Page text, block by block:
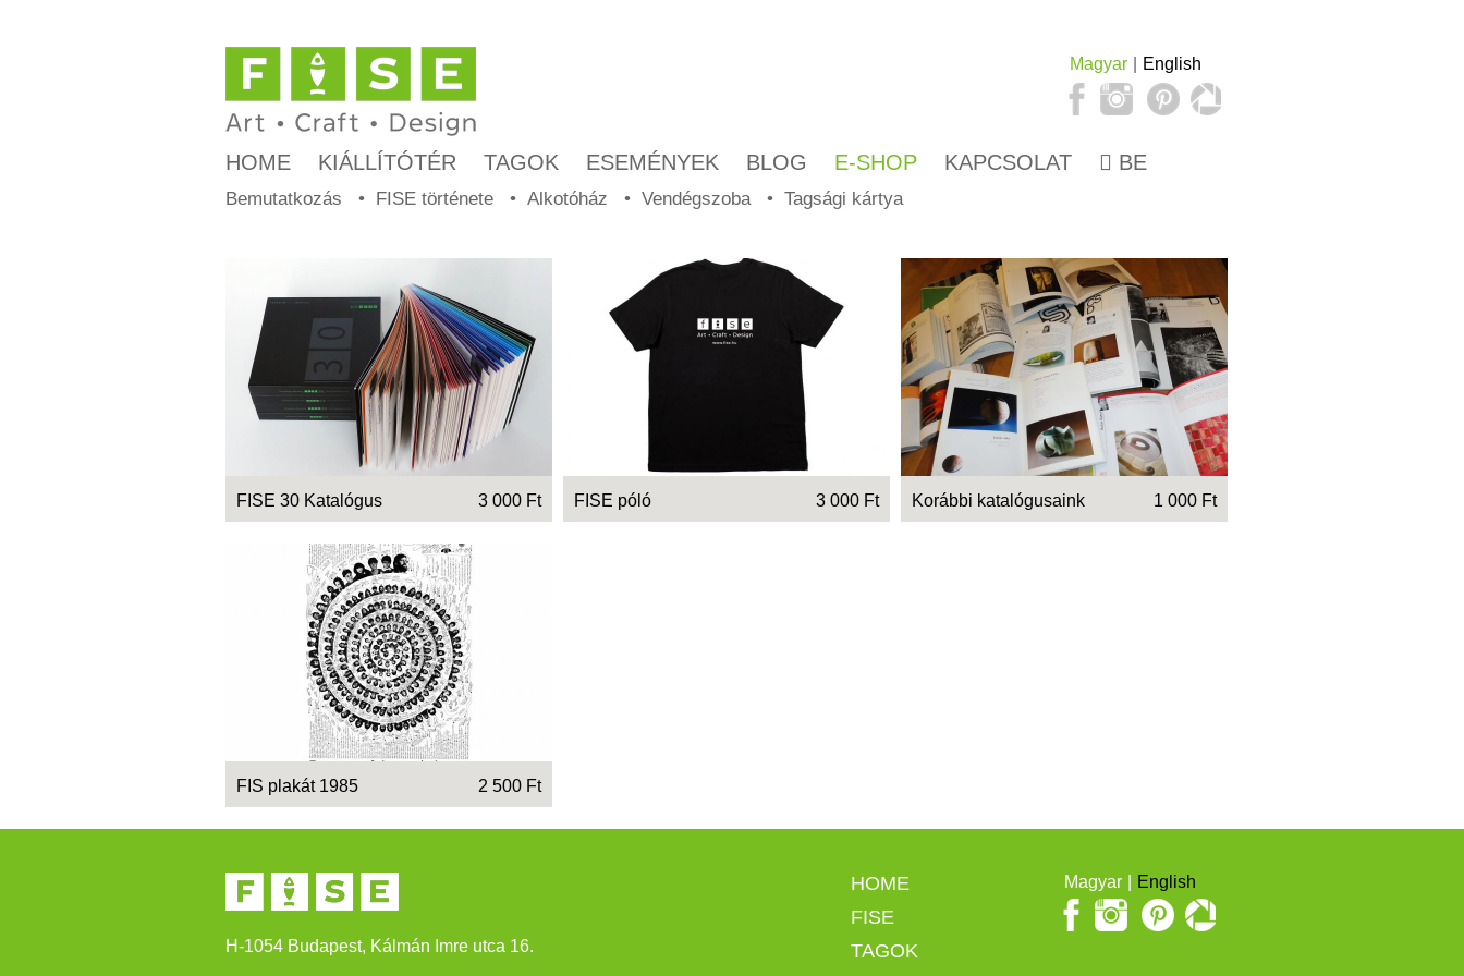
Magyar English
HOME KIÁLLÍTÓTÉR TAGOK ESEMÉNYEK BLOG E-SHOP KAPCSOLAT BE
Bemutatkozás FISE története Alkotóház Vendégszoba Tagsági kártya
FISE 30 Katalógus 3 000 Ft FISE póló 3 000 Ft Korábbi katalógusaink 1 000 Ft
FIS plakát 1985 2 500 Ft
H-1054 Budapest, Kálmán Imre utca 16.
HOME
FISE
TAGOK
Magyar English